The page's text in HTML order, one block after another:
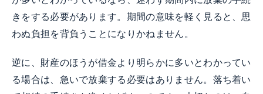
きをする必要があります。期間の意味を軽く見ると、思
わぬ負担を背負うことになりかねません。
逆に、財産のほうが借金より明らかに多いとわかってい
る場合は、急いで放棄する必要はありません。落ち着い